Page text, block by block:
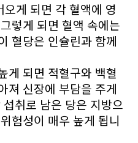
게 되면 각 혈액에 영
렇게 되면 혈액 속에는
혈당은 인슐린과 함께
게 되면 적혈구와 백혈
져 신장에 부담을 주게
취로 남은 당은 지방으
험성이 매우 높게 됩니